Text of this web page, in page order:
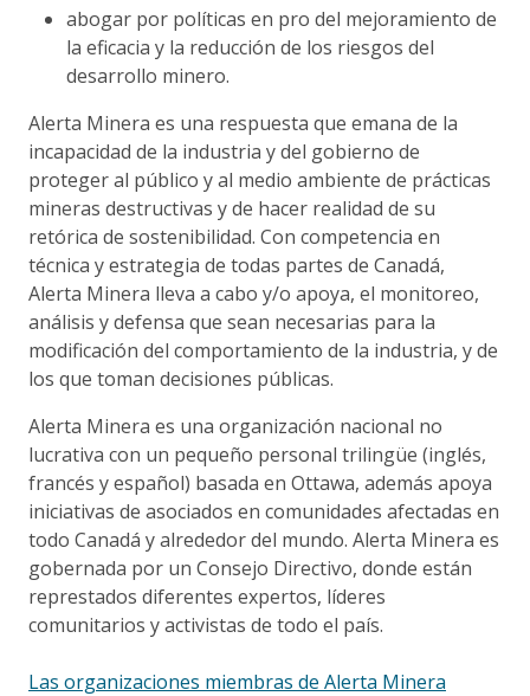
abogar por políticas en pro del mejoramiento de
la eficacia y la reducción de los riesgos del
desarrollo minero.
Alerta Minera es una respuesta que emana de la
incapacidad de la industria y del gobierno de
proteger al público y al medio ambiente de prácticas
mineras destructivas y de hacer realidad de su
retórica de sostenibilidad. Con competencia en
técnica y estrategia de todas partes de Canadá,
Alerta Minera lleva a cabo y/o apoya, el monitoreo,
análisis y defensa que sean necesarias para la
modificación del comportamiento de la industria, y de
los que toman decisiones públicas.
Alerta Minera es una organización nacional no
lucrativa con un pequeño personal trilingüe (inglés,
francés y español) basada en Ottawa, además apoya
iniciativas de asociados en comunidades afectadas en
todo Canadá y alrededor del mundo. Alerta Minera es
gobernada por un Consejo Directivo, donde están
represtados diferentes expertos, líderes
comunitarios y activistas de todo el país.
Las organizaciones miembras de Alerta Minera